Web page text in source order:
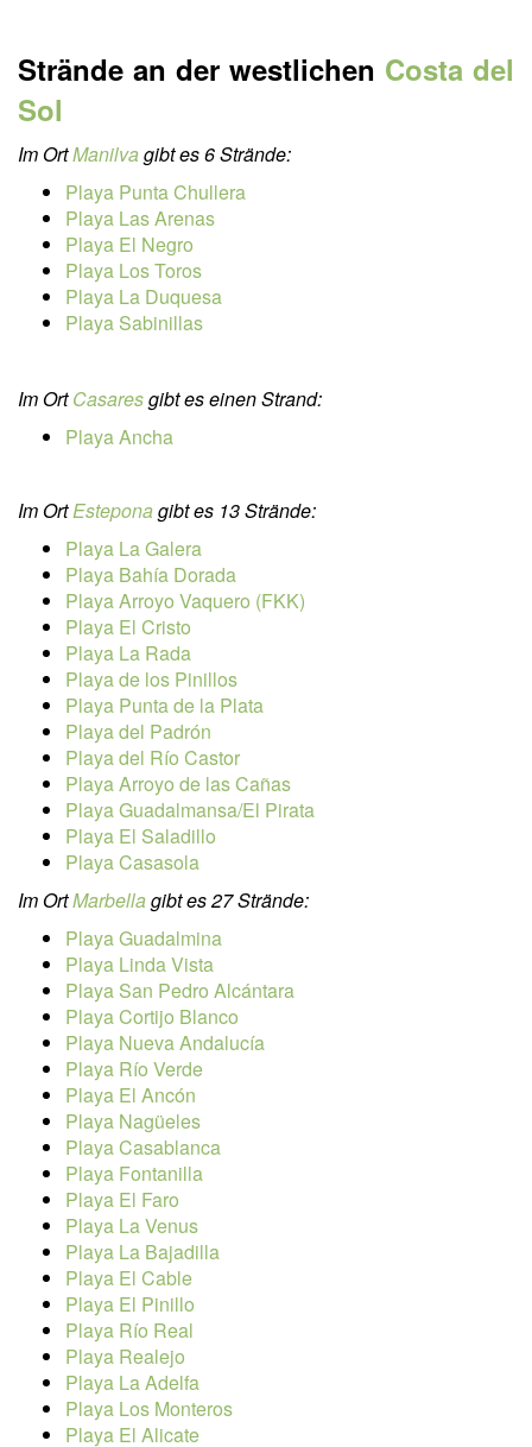
Strände an der westlichen Costa del
Sol
Im OrtManilvagibt es 6 Strände:
Playa Punta Chullera
Playa Las Arenas
Playa El Negro
Playa Los Toros
Playa La Duquesa
Playa Sabinillas
Im OrtCasaresgibt es einen Strand:
Playa Ancha
Im OrtEsteponagibt es 13 Strände:
Playa La Galera
Playa Bahía Dorada
Playa Arroyo Vaquero (FKK)
Playa El Cristo
Playa La Rada
Playa de los Pinillos
Playa Punta de la Plata
Playa del Padrón
Playa del Río Castor
Playa Arroyo de las Cañas
Playa Guadalmansa/El Pirata
Playa El Saladillo
Playa Casasola
Im OrtMarbellagibt es 27 Strände:
Playa Guadalmina
Playa Linda Vista
Playa San Pedro Alcántara
Playa Cortijo Blanco
Playa Nueva Andalucía
Playa Río Verde
Playa El Ancón
Playa Nagüeles
Playa Casablanca
Playa Fontanilla
Playa El Faro
Playa La Venus
Playa La Bajadilla
Playa El Cable
Playa El Pinillo
Playa Río Real
Playa Realejo
Playa La Adelfa
Playa Los Monteros
Playa El Alicate